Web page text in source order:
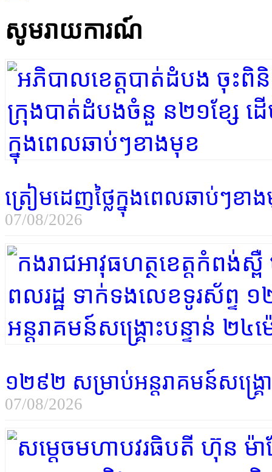
សូមរាយការណ៍
ត្រៀមដេញថ្លៃក្នុងពេលឆាប់ៗខា
07/08/2026
១២៩២ សម្រាប់អន្តរាគមន៍សង្គ្រ
07/08/2026